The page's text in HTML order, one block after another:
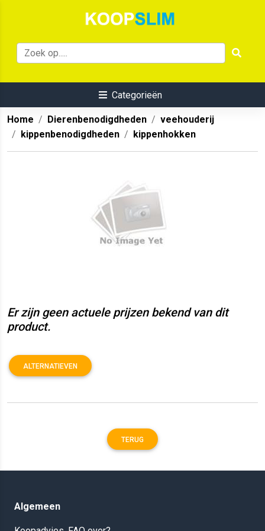
Categorieën
Home Dierenbenodigdheden
veehouderij
kippenbenodigdheden
kippenhokken
Er zijn geen actuele prijzen bekend van dit
product.
ALTERNATIEVEN
TERUG
Algemeen